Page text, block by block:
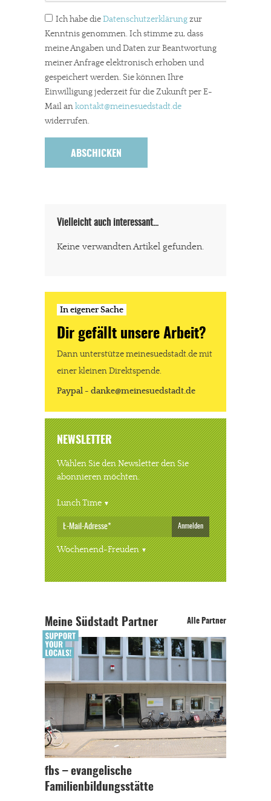
Ich habe dieDatenschutzerklärungzur
Kenntnis genommen. Ich stimme zu, dass
meine Angaben und Daten zur Beantwortung
meiner Anfrage elektronisch erhoben und
gespeichert werden. Sie können Ihre
Einwilligung jederzeit für die Zukunft per E-
Mail ankontakt@meinesuedstadt.de
widerrufen.
Vielleicht auch interessant…
Keine verwandten Artikel gefunden.
In eigener Sache
Dir gefällt unsere Arbeit?
Dann unterstütze meinesuedstadt.de mit
einer kleinen Direktspende.
Paypal - danke@meinesuedstadt.de
NEWSLETTER
Wählen Sie den Newsletter den Sie
abonnieren möchten.
Lunch Time
Anmelden
Wochenend-Freuden
Meine Südstadt Partner Alle Partner
fbs – evangelische
Familienbildungsstätte